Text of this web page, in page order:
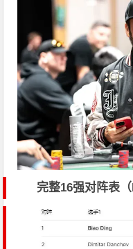
完整16强对阵表